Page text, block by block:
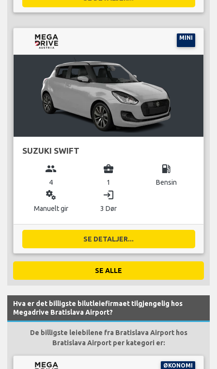
MINI
SUZUKI SWIFT
group
4
business_center
1
local_gas_station
Bensin
miscellaneous_services
Manuelt gir
login
3 Dør
SE DETALJER...
SE ALLE
Hva er det billigste bilutleiefirmaet tilgjengelig hos
Megadrive Bratislava Airport?
De billigste leiebilene fra Bratislava Airport hos
Bratislava Airport per kategori er:
ØKONOMI